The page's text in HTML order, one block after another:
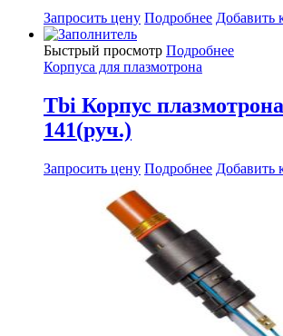
Запросить цену Подробнее Добавить
Быстрый просмотр Подробнее
Корпуса для плазмотрона
Tbi Корпус
141(руч.)
Запросить цену Подробнее Добавить